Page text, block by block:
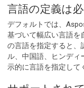
言語の定義は
デフォルトでは、
基づいて幅広い言語を
の言語を指定すると、
ル、中国語、ヒンディ
示的に言語を指定して